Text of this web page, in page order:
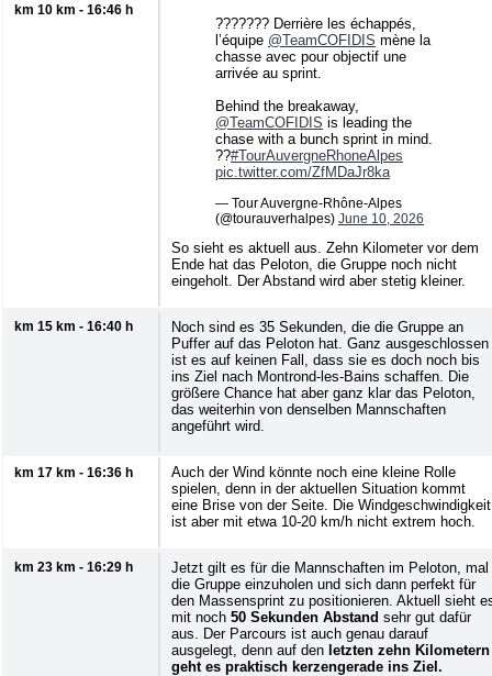
km 10 km - 16:46 h
??????? Derrière les échappés,
l’équipe @TeamCOFIDIS mène la
chasse avec pour objectif une
arrivée au sprint.
Behind the breakaway,
@TeamCOFIDIS is leading the
chase with a bunch sprint in mind.
??#TourAuvergneRhoneAlpes
pic.twitter.com/ZfMDaJr8ka
— Tour Auvergne-Rhône-Alpes
(@tourauverhalpes) June 10, 2026
So sieht es aktuell aus. Zehn Kilometer vor dem
Ende hat das Peloton, die Gruppe noch nicht
eingeholt. Der Abstand wird aber stetig kleiner.
km 15 km - 16:40 h
Noch sind es 35 Sekunden, die die Gruppe an
Puffer auf das Peloton hat. Ganz ausgeschlossen
ist es auf keinen Fall, dass sie es doch noch bis
ins Ziel nach Montrond-les-Bains schaffen. Die
größere Chance hat aber ganz klar das Peloton,
das weiterhin von denselben Mannschaften
angeführt wird.
km 17 km - 16:36 h
Auch der Wind könnte noch eine kleine Rolle
spielen, denn in der aktuellen Situation kommt
eine Brise von der Seite. Die Windgeschwindigkeit
ist aber mit etwa 10-20 km/h nicht extrem hoch.
km 23 km - 16:29 h
Jetzt gilt es für die Mannschaften im Peloton, mal
die Gruppe einzuholen und sich dann perfekt für
den Massensprint zu positionieren. Aktuell sieht
mit noch 50 Sekunden Abstand sehr gut dafür
aus. Der Parcours ist auch genau darauf
ausgelegt, denn auf den letzten zehn Kilometern
geht es praktisch kerzengerade ins Ziel.